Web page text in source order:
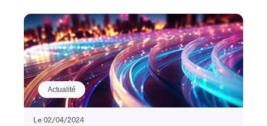
Actualité
Le 02/04/2024